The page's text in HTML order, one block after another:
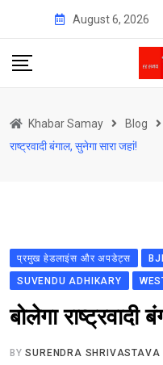
content
August 6, 2026
Khabar Samay Blog
राष्ट्रवादी बंगाल, सुनेगा सारा जहां!
प्रमुख हेडलाइंस और अपडेट्स
SUVENDU ADHIKARY
बोलेगा
BYSURENDRA SHRIVASTAVA